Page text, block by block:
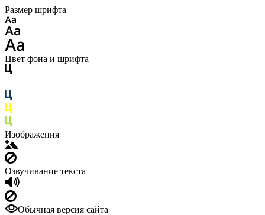
Размер шрифта
Цвет фона и шрифта
Изображения
Озвучивание текста
Обычная версия сайта